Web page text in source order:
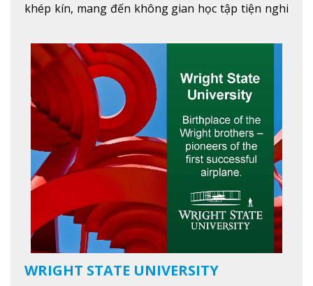
khép kín, mang đến không gian học tập tiện nghi
ích hiện đạXem thêm
WRIGHT STATE UNIVERSITY